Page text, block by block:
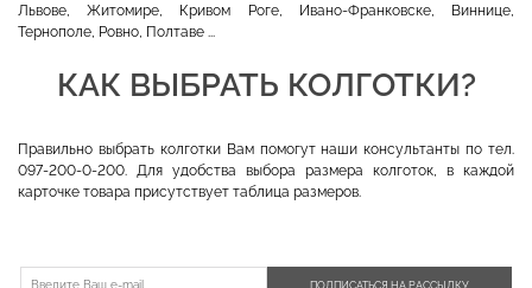
Львове, Житомире, Кривом Роге, Ивано-Франковске, Виннице,
Тернополе, Ровно, Полтаве ...
КАК ВЫБРАТЬ КОЛГОТКИ?
Правильно выбрать колготки Вам помогут наши консультанты по тел.
097-200-0-200. Для удобства выбора размера колготок, в каждой
карточке товара присутствует таблица размеров.
ПОДПИСАТЬСЯ НА РАССЫЛКУ